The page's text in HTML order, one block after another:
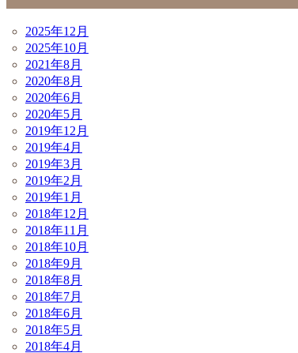
2025年12月
2025年10月
2021年8月
2020年8月
2020年6月
2020年5月
2019年12月
2019年4月
2019年3月
2019年2月
2019年1月
2018年12月
2018年11月
2018年10月
2018年9月
2018年8月
2018年7月
2018年6月
2018年5月
2018年4月